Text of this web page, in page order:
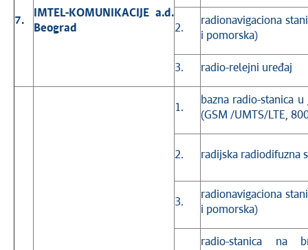
7.
IMTEL-KOMUNIKACIJE a.d.
Beograd
2.
radionavigaciona
i pomorska)
3. radio-relejni uređaj
1.
bazna radio-stanica
(GSM /UMTS/LTE,
2. radijska radiodifuzna
3.
radionavigaciona
i pomorska)
radio-stanica na